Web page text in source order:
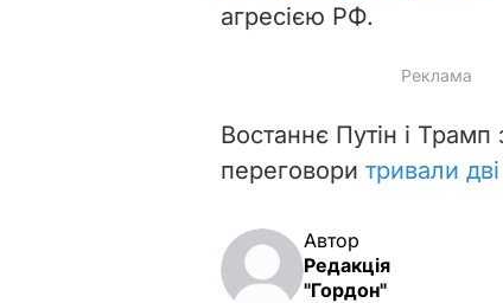
агресією РФ.
Востаннє Путін і Трамп
переговори тривали
Автор
Редакція
"Гордон"